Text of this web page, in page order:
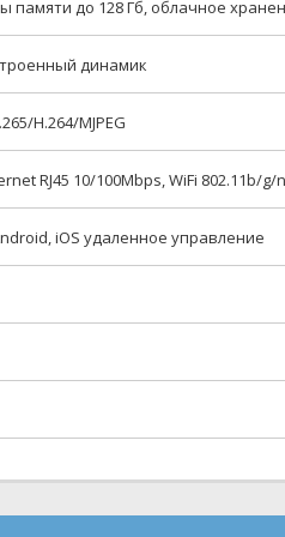
памяти до 128 Гб, облачное
динамик
H.264/MJPEG
RJ45 10/100Mbps,WiFi 802.11b/g/
iOS удаленное управление